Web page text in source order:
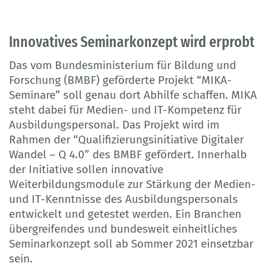
Innovatives Seminarkonzept wird erprobt
Das vom Bundesministerium für Bildung und
Forschung (BMBF) geförderte Projekt “MIKA-
Seminare” soll genau dort Abhilfe schaffen. MIKA
steht dabei für Medien- und IT-Kompetenz für
Ausbildungspersonal. Das Projekt wird im
Rahmen der “Qualifizierungsinitiative Digitaler
Wandel – Q 4.0” des BMBF gefördert. Innerhalb
der Initiative sollen innovative
Weiterbildungsmodule zur Stärkung der Medien-
und IT-Kenntnisse des Ausbildungspersonals
entwickelt und getestet werden. Ein Branchen
übergreifendes und bundesweit einheitliches
Seminarkonzept soll ab Sommer 2021 einsetzbar
sein.